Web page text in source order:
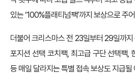
있는 ‘100%플래티넘팩’까지 보상으로 주
더불어 크리스마스 전 23일부터 29일까
포지션 선택 코치팩, 최고급 구단 선택팩,
등 매일 달라지는 특별 접속 보상도 지급될